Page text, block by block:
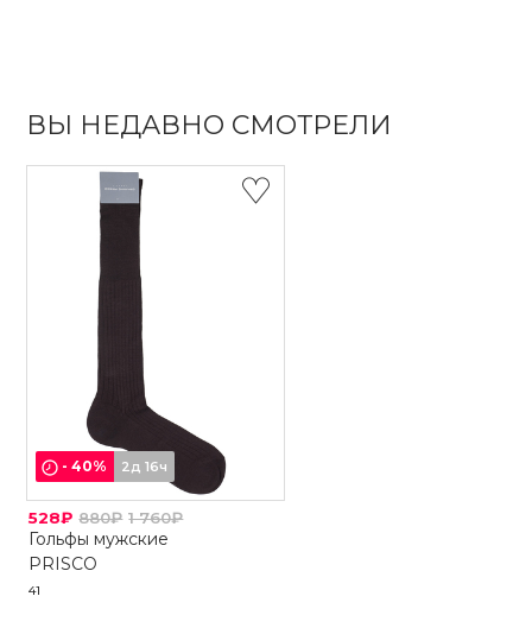
ВЫ НЕДАВНО СМОТРЕЛИ
-40% 2д 16ч
528₽ 880₽ 1 760₽
Гольфы мужские
PRISCO
41